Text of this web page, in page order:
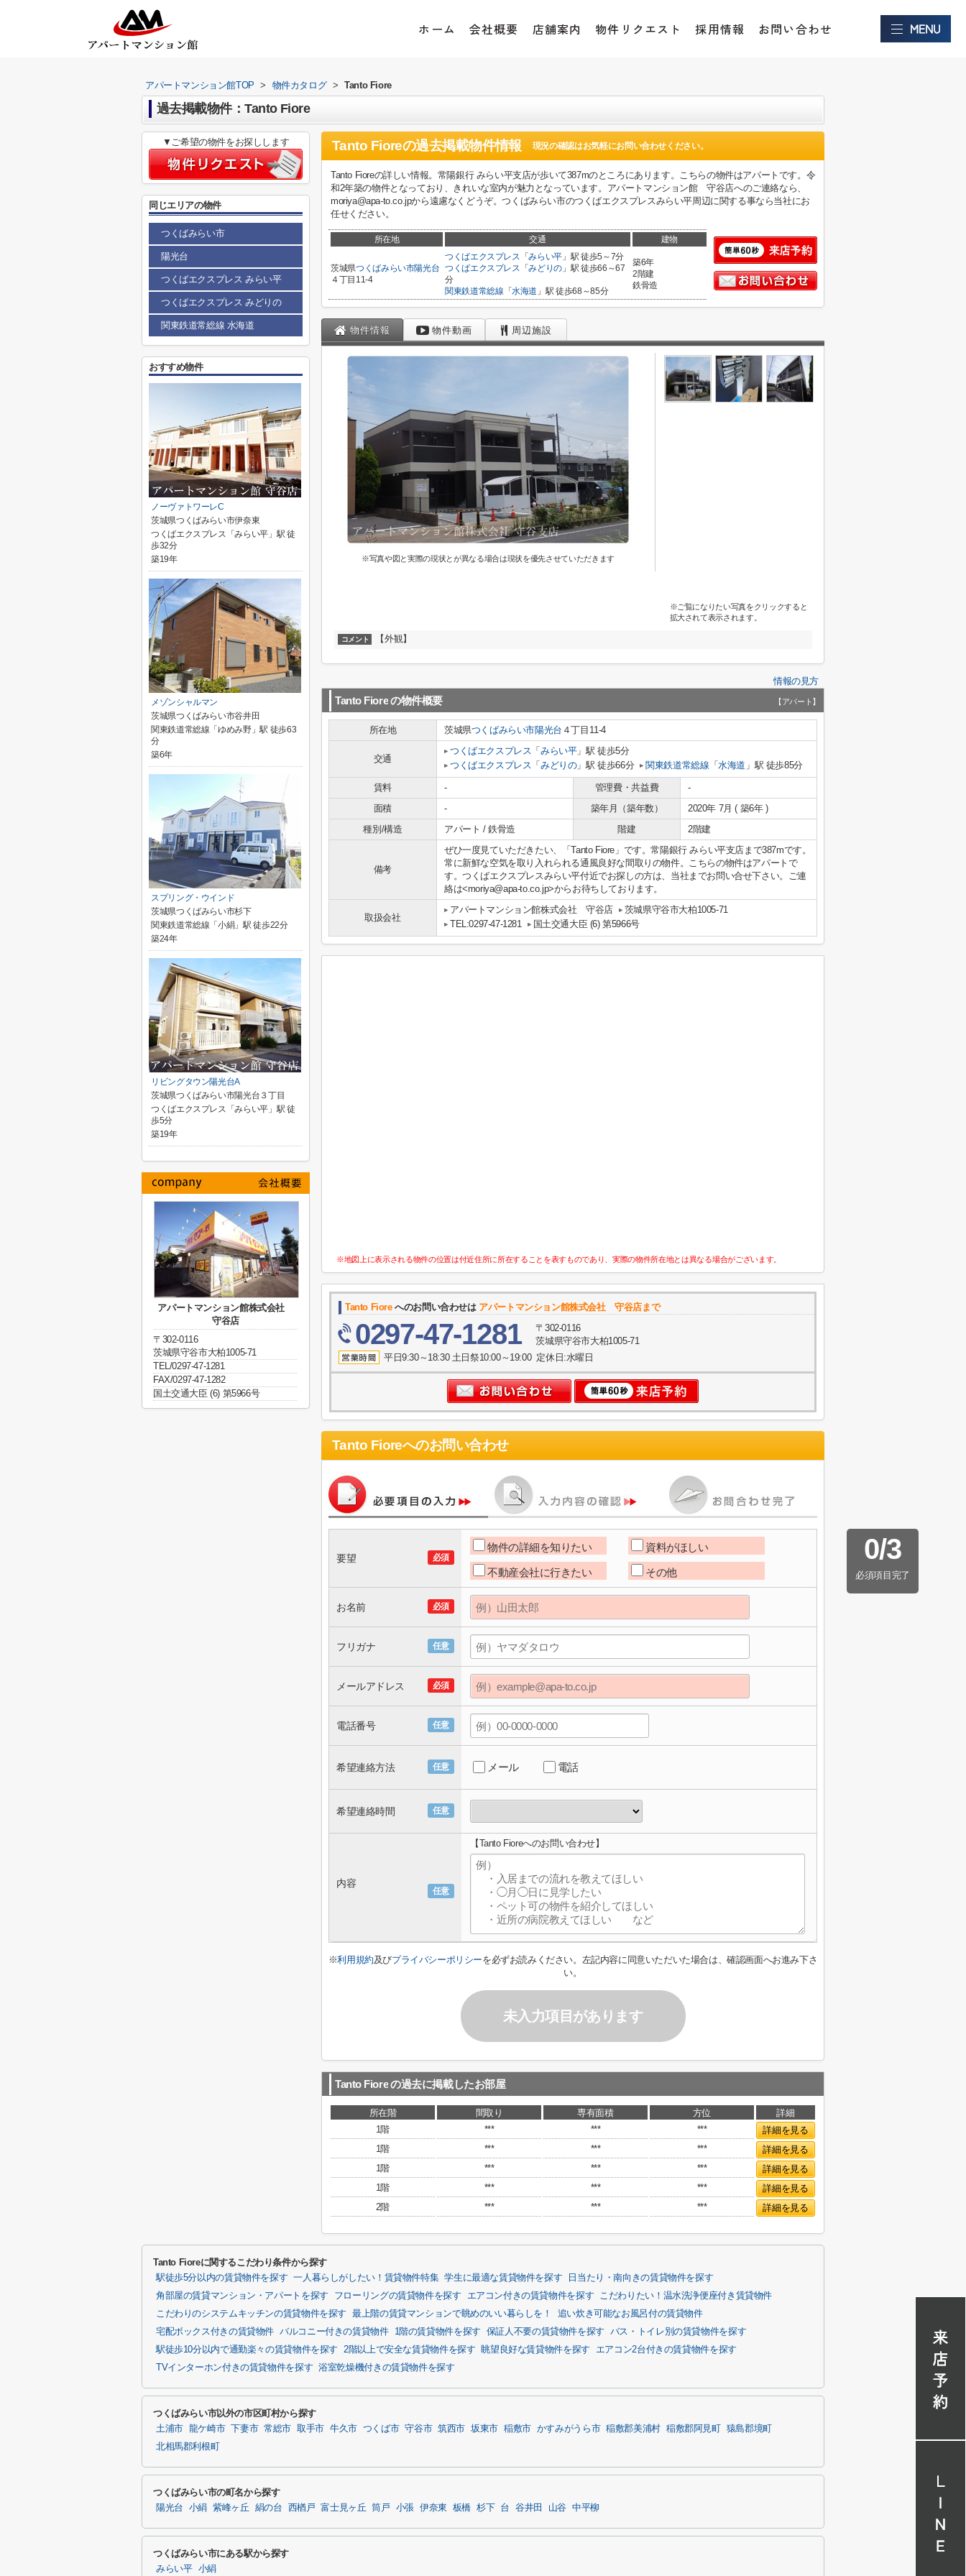
ホーム 会社概要 店舗案内 物件リクエスト 採用情報 お問い合わせ
アパートマンション館TOP > 物件カタログ > Tanto Fiore
過去掲載物件：Tanto Fiore
Tanto Fioreの過去掲載物件情報 現況の確認はお気軽にお問い合わせください。
Tanto Fioreの詳しい情報。常陽銀行 みらい平支店が歩いて387mのところにあります。こちらの物件はアパートです。令
和2年築の物件となっており、きれいな室内が魅力となっています。アパートマンション館 守谷店へのご連絡なら、
moriya@apa-to.co.jpから遠慮なくどうぞ。つくばみらい市のつくばエクスプレスみらい平周辺に関する事なら当社にお
任せください。
所在地 交通 建物
茨城県つくばみらい市陽光台
４丁目11-4
つくばエクスプレス 「みらい平 」駅 徒歩5～7分
つくばエクスプレス 「みどりの 」駅 徒歩66～67
分
関東鉄道常総線 「水海道 」駅 徒歩68～85分
築6年
2階建
鉄骨造
物件情報 物件動画 周辺施設
※写真や図と実際の現状とが異なる場合は現状を優先させていただきます
※ご覧になりたい写真をクリックすると
拡大されて表示されます。
コメント 【外観】
情報の見方
Tanto Fioreの物件概要 【アパート】
所在地 茨城県つくばみらい市陽光台 ４丁目11-4
交通
つくばエクスプレス 「みらい平」駅 徒歩5分
つくばエクスプレス 「みどりの」駅 徒歩66分 関東鉄道常総線 「水海道 」駅 徒歩85分
賃料 - 管理費・共益費
-
面積
- 築年月（築年数）
2020年 7月 ( 築6年 )
種別/構造
アパート / 鉄骨造 階建 2階建
備考
ぜひ一度見ていただきたい、「Tanto Fiore」です。常陽銀行 みらい平支店まで387mです。
常に新鮮な空気を取り入れられる通風良好な間取りの物件。こちらの物件はアパートで
す。つくばエクスプレスみらい平付近でお探しの方は、当社までお問い合せ下さい。ご連
絡は<moriya@apa-to.co.jp>からお待ちしております。
取扱会社
アパートマンション館株式会社 守谷店
茨城県守谷市大柏1005-71
TEL:0297-47-1281
国土交通大臣 (6) 第5966号
※地図上に表示される物件の位置は付近住所に所在することを表すものであり、実際の物件所在地とは異なる場合がございます。
Tanto Fioreへのお問い合わせは アパートマンション館株式会社 守谷店まで
0297-47-1281
〒302-0116
茨城県守谷市大柏1005-71
平日9:30～18:30 土日祭10:00～19:00 定休日:水曜日
Tanto Fioreへのお問い合わせ
0/3
必須項目完了
必須
要望
物件の詳細を知りたい 資料がほしい
不動産会社に行きたい その他
必須
お名前
任意
フリガナ
必須
メールアドレス
任意
電話番号
任意
希望連絡方法 メール 電話
任意
希望連絡時間
任意
内容
【Tanto Fioreへのお問い合わせ】
※利用規約及びプライバシーポリシーを必ずお読みください。左記内容に同意いただいた場合は、確認画面へお進み下さ
い。
未入力項目があります
Tanto Fioreの過去に掲載したお部屋
所在階 間取り 専有面積 方位
詳細
1階
*** *** ***
詳細を見る
1階
*** *** ***
詳細を見る
1階
*** *** ***
詳細を見る
1階
*** *** ***
詳細を見る
2階
*** *** *** 詳細を見る
▼ご希望の物件をお探しします
同じエリアの物件
つくばみらい市
陽光台
つくばエクスプレス みらい平
つくばエクスプレス みどりの
関東鉄道常総線 水海道
おすすめ物件
ノーヴァトワーレC
茨城県つくばみらい市伊奈東
つくばエクスプレス「みらい平」駅 徒
歩32分
築19年
メゾンシャルマン
茨城県つくばみらい市谷井田
関東鉄道常総線「ゆめみ野」駅 徒歩63
分
築6年
スプリング・ウインド
茨城県つくばみらい市杉下
関東鉄道常総線「小絹」駅 徒歩22分
築24年
リビングタウン陽光台A
茨城県つくばみらい市陽光台３丁目
つくばエクスプレス「みらい平」駅 徒
歩5分
築19年
アパートマンション館株式会社
守谷店
〒302-0116
茨城県守谷市大柏1005-71
TEL/0297-47-1281
FAX/0297-47-1282
国土交通大臣 (6) 第5966号
Tanto Fioreに関するこだわり条件から探す
駅徒歩5分以内の賃貸物件を探す 一人暮らしがしたい！賃貸物件特集 学生に最適な賃貸物件を探す
日当たり・南向きの賃貸物件を探す
角部屋の賃貸マンション・アパートを探す
フローリングの賃貸物件を探す エアコン付きの賃貸物件を探す
こだわりたい！温水洗浄便座付き賃貸物件
こだわりのシステムキッチンの賃貸物件を探す
最上階の賃貸マンションで眺めのいい暮らしを！
追い炊き可能なお風呂付の賃貸物件
宅配ボックス付きの賃貸物件 バルコニー付きの賃貸物件 1階の賃貸物件を探す 保証人不要の賃貸物件を探す
バス・トイレ別の賃貸物件を探す
駅徒歩10分以内で通勤楽々の賃貸物件を探す
2階以上で安全な賃貸物件を探す 眺望良好な賃貸物件を探す
エアコン2台付きの賃貸物件を探す
TVインターホン付きの賃貸物件を探す 浴室乾燥機付きの賃貸物件を探す
つくばみらい市以外の市区町村から探す
土浦市 龍ケ崎市 下妻市 常総市 取手市 牛久市 つくば市 守谷市 筑西市 坂東市 稲敷市 かすみがうら市 稲敷郡美浦村 稲敷郡阿見町
猿島郡境町
北相馬郡利根町
つくばみらい市の町名から探す
陽光台 小絹 紫峰ヶ丘 絹の台 西楢戸 富士見ヶ丘 筒戸 小張 伊奈東 板橋 杉下 台 谷井田 山谷 中平柳
つくばみらい市にある駅から探す
みらい平 小絹